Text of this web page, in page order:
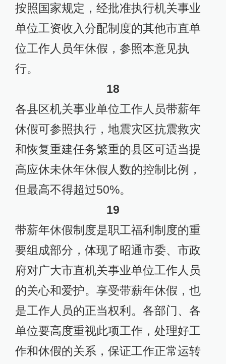
按照国家规定，经批准执行机关事业
单位工资收入分配制度的其他市直单
位工作人员年休假，参照本意见执
行。
18
各县区机关事业单位工作人员带薪年
休假可参照执行，地震灾区抗震救灾
和恢复重建任务繁重的县区可适当提
高应休未休年休假人数的控制比例，
但最高不得超过50%。
19
带薪年休假制度是职工福利制度的重
要组成部分，体现了昭通市委、市政
府对广大市直机关事业单位工作人员
的关心和爱护。享受带薪年休假，也
是工作人员的正当权利。各部门、各
单位要高度重视此项工作，处理好工
作和休假的关系，保证工作正常运转